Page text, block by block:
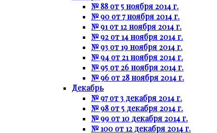
№ 88 от 5 ноября 2014 г.
№ 90 от 7 ноября 2014 г.
№ 91 от 12 ноября 2014 г.
№ 92 от 14 ноября 2014 г.
№ 93 от 19 ноября 2014 г.
№ 94 от 21 ноября 2014 г.
№ 95 от 26 ноября 2014 г.
№ 96 от 28 ноября 2014 г.
Декабрь
№ 97 от 3 декабря 2014 г.
№ 98 от 5 декабря 2014 г.
№ 99 от 10 декабря 2014 г.
№ 100 от 12 декабря 2014 г.